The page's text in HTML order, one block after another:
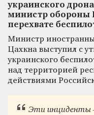
украинского
министр обороны
перехвате
Министр
Цахкна выступил с
украинского
над территорией
действиями
Эти инциденты